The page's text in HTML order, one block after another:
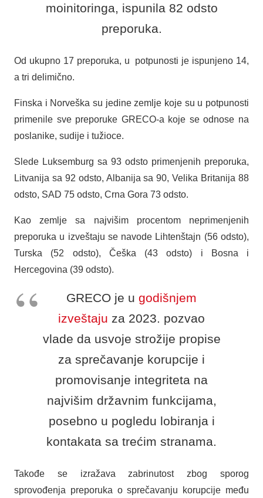
moinitoringa, ispunila 82 odsto
preporuka.
Od ukupno 17 preporuka, u potpunosti je ispunjeno 14,
a tri delimično.
Finska i Norveška su jedine zemlje koje su u potpunosti
primenile sve preporuke GRECO-a koje se odnose na
poslanike, sudije i tužioce.
Slede Luksemburg sa 93 odsto primenjenih preporuka,
Litvanija sa 92 odsto, Albanija sa 90, Velika Britanija 88
odsto, SAD 75 odsto, Crna Gora 73 odsto.
Kao zemlje sa najvišim procentom neprimenjenih
preporuka u izveštaju se navode Lihtenštajn (56 odsto),
Turska (52 odsto), Češka (43 odsto) i Bosna i
Hercegovina (39 odsto).
GRECO je u godišnjem
izveštaju za 2023. pozvao
vlade da usvoje strožije propise
za sprečavanje korupcije i
promovisanje integriteta na
najvišim državnim funkcijama,
posebno u pogledu lobiranja i
kontakata sa trećim stranama.
Takođe se izražava zabrinutost zbog sporog
sprovođenja preporuka o sprečavanju korupcije među